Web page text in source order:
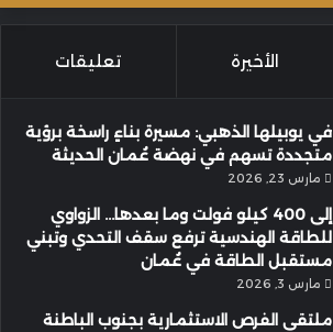
الأخيرة تعليقات
في يوبيلها الذهبي: مسيرة بناءٍ راسخة برؤية
متجددة تسهم في نهضة عُمان الحديثة
مارس 23, 2026
إلى 400 كيلو فولت وما بعدها… الزواوي
للطاقة الهندسية ترفع سقف التحدي وتبني
مستقبل الطاقة في عُمان
مارس 3, 2026
ملتقى الفرص الاستثمارية بجنوب الباطنة